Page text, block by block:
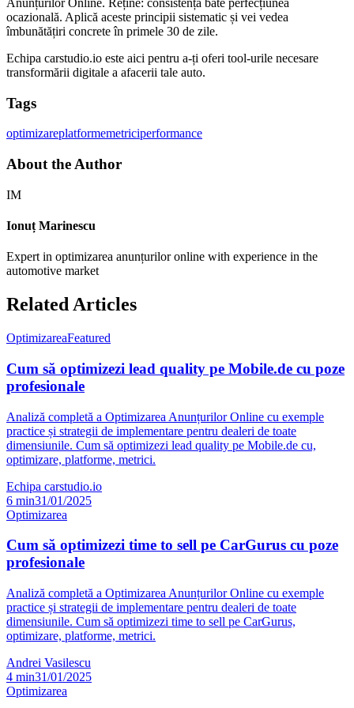
Anunțurilor Online. Reține: consistența bate perfecțiunea
ocazională. Aplică aceste principii sistematic și vei vedea
îmbunătățiri concrete în primele 30 de zile.
Echipa carstudio.io este aici pentru a-ți oferi tool-urile necesare
transformării digitale a afacerii tale auto.
Tags
optimizareplatformemetriciperformance
About the Author
IM
Ionuț Marinescu
Expert in optimizarea anunțurilor online with experience in the
automotive market
Related Articles
OptimizareaFeatured
Cum să optimizezi lead quality pe Mobile.de cu poze
profesionale
Analiză completă a Optimizarea Anunțurilor Online cu exemple
practice și strategii de implementare pentru dealeri de toate
dimensiunile. Cum să optimizezi lead quality pe Mobile.de cu,
optimizare, platforme, metrici.
Echipa carstudio.io
6 min31/01/2025
Optimizarea
Cum să optimizezi time to sell pe CarGurus cu poze
profesionale
Analiză completă a Optimizarea Anunțurilor Online cu exemple
practice și strategii de implementare pentru dealeri de toate
dimensiunile. Cum să optimizezi time to sell pe CarGurus,
optimizare, platforme, metrici.
Andrei Vasilescu
4 min31/01/2025
Optimizarea